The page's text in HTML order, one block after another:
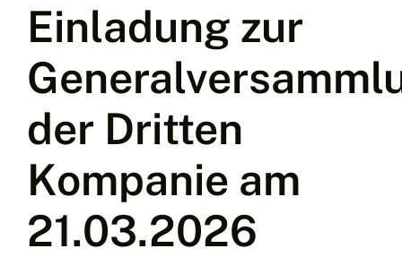
Einladung zur
der Dritten
Kompanie am
21.03.2026